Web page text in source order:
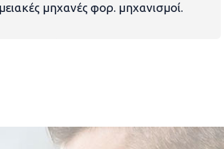
μηχανές φορ. μηχανισμοί.